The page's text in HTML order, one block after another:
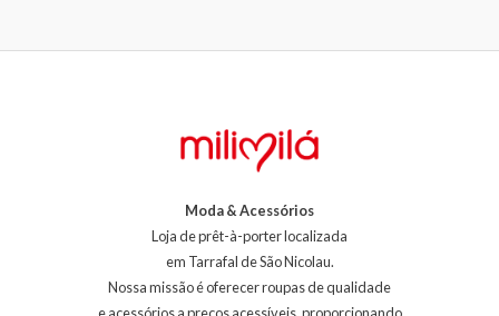
Moda & Acessórios
Loja de prêt-à-porter localizada
em Tarrafal de São Nicolau.
Nossa missão é oferecer roupas de qualidade
e acessórios a preços acessíveis, proporcionando